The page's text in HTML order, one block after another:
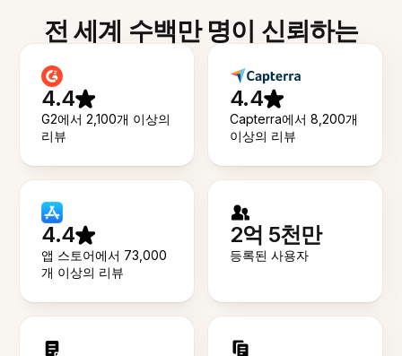
전 세계 수백만 명이 신뢰하는
4.4
G2에서 2,100개 이상의
리뷰
4.4
Capterra에서 8,200개
이상의 리뷰
4.4
앱 스토어에서 73,000
개 이상의 리뷰
2억 5천만
등록된 사용자